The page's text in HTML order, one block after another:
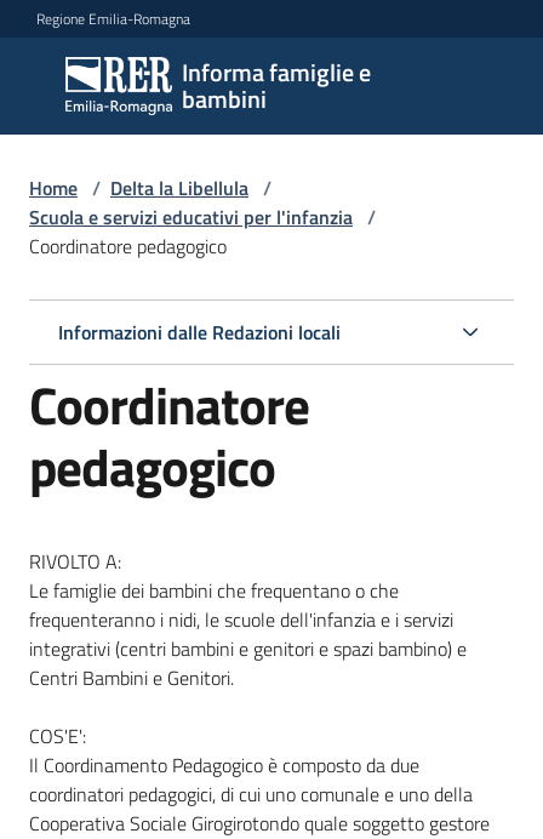
Vai al contenuto
Vai alla navigazione
Vai al footer
Regione Emilia-Romagna
Informa famiglie e
bambini
Informa
famiglie
e
bambini
per
le
Informazioni
locali
Home / Delta la Libellula /
Scuola e servizi educativi per l'infanzia /
Coordinatore pedagogico
Informazioni dalle Redazioni locali
Coordinatore
pedagogico
RIVOLTO A:
Le famiglie dei bambini che frequentano o che
frequenteranno i nidi, le scuole dell'infanzia e i servizi
integrativi (centri bambini e genitori e spazi bambino) e
Centri Bambini e Genitori.
COS'E':
Il Coordinamento Pedagogico è composto da due
coordinatori pedagogici, di cui uno comunale e uno della
Cooperativa Sociale Girogirotondo quale soggetto gestore